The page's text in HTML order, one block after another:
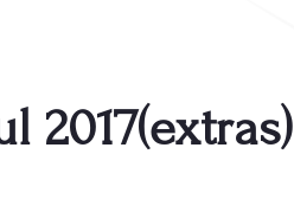
2017(extras)